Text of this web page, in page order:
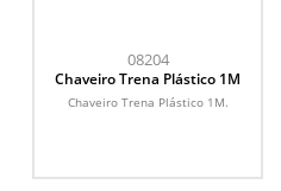
08204
Chaveiro Trena Plástico 1M
Chaveiro Trena Plástico 1M.